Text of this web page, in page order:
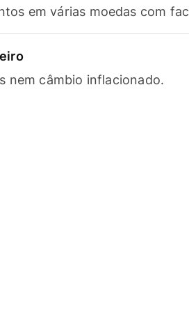
em várias moedas com
nem câmbio inflacionado.